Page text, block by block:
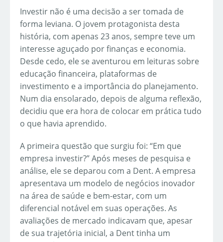
Investir não é uma decisão a ser tomada de
forma leviana. O jovem protagonista desta
história, com apenas 23 anos, sempre teve um
interesse aguçado por finanças e economia.
Desde cedo, ele se aventurou em leituras sobre
educação financeira, plataformas de
investimento e a importância do planejamento.
Num dia ensolarado, depois de alguma reflexão,
decidiu que era hora de colocar em prática tudo
o que havia aprendido.
A primeira questão que surgiu foi: “Em que
empresa investir?” Após meses de pesquisa e
análise, ele se deparou com a Dent. A empresa
apresentava um modelo de negócios inovador
na área de saúde e bem-estar, com um
diferencial notável em suas operações. As
avaliações de mercado indicavam que, apesar
de sua trajetória inicial, a Dent tinha um